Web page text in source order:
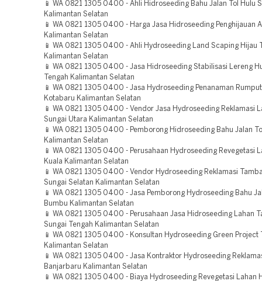
📱 WA 0821 1305 0400 - Ahli Hidroseeding Bahu Jalan Tol Hulu
Kalimantan Selatan
📱 WA 0821 1305 0400 - Harga Jasa Hidroseeding Penghijauan
Kalimantan Selatan
📱 WA 0821 1305 0400 - Ahli Hydroseeding Land Scaping Hijau
Kalimantan Selatan
📱 WA 0821 1305 0400 - Jasa Hidroseeding Stabilisasi Lereng
Tengah Kalimantan Selatan
📱 WA 0821 1305 0400 - Jasa Hydroseeding Penanaman
Kotabaru Kalimantan Selatan
📱 WA 0821 1305 0400 - Vendor Jasa Hydroseeding Reklamasi
Sungai Utara Kalimantan Selatan
📱 WA 0821 1305 0400 - Pemborong Hidroseeding Bahu Jalan
Kalimantan Selatan
📱 WA 0821 1305 0400 - Perusahaan Hydroseeding Revegetasi
Kuala Kalimantan Selatan
📱 WA 0821 1305 0400 - Vendor Hydroseeding Reklamasi
Sungai Selatan Kalimantan Selatan
📱 WA 0821 1305 0400 - Jasa Pemborong Hydroseeding Bahu
Bumbu Kalimantan Selatan
📱 WA 0821 1305 0400 - Perusahaan Jasa Hidroseeding Lahan
Sungai Tengah Kalimantan Selatan
📱 WA 0821 1305 0400 - Konsultan Hydroseeding Green Project
Kalimantan Selatan
📱 WA 0821 1305 0400 - Jasa Kontraktor Hydroseeding
Banjarbaru Kalimantan Selatan
📱 WA 0821 1305 0400 - Biaya Hydroseeding Revegetasi Lahan